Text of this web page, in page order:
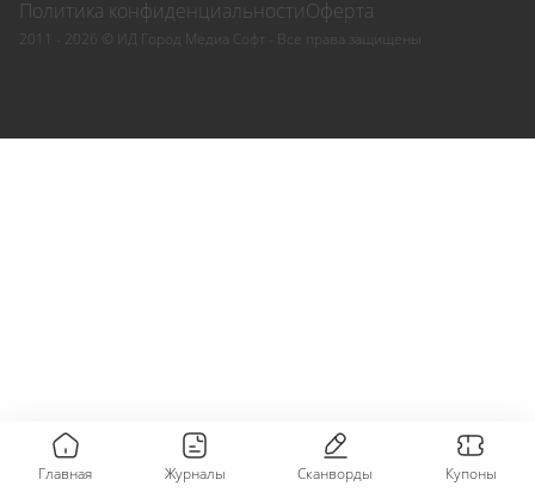
Главная Журналы Сканворды Купоны
Политика конфиденциальностиОферта
2011 - 2026 © ИД Город Медиа Софт - Все права защищены